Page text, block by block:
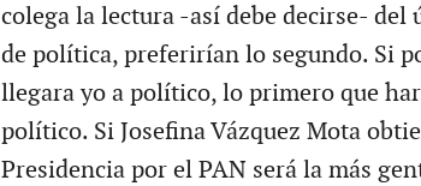
colega la lectura -así debe decirse-
de política, preferirían lo segundo. Si
llegara yo a político, lo primero que
político. Si Josefina Vázquez Mota
Presidencia por el PAN será la más